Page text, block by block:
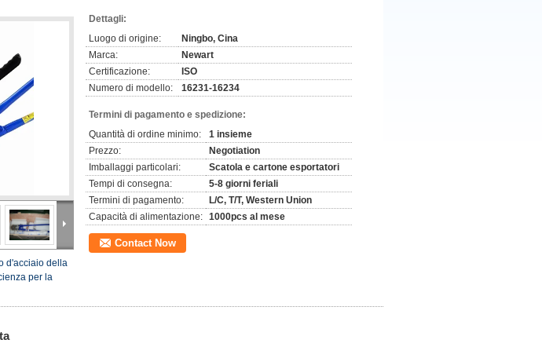
d'acciaio della
per la
Dettagli:
Luogo di origine:
Ningbo, Cina
Marca:
Newart
Certificazione:
ISO
Numero di modello:
16231-16234
Termini di pagamento e spedizione:
Quantità di ordine minimo:
1 insieme
Prezzo:
Negotiation
Imballaggi particolari:
Scatola e cartone esportatori
Tempi di consegna:
5-8 giorni feriali
Termini di pagamento:
L/C, T/T, Western Union
Capacità di alimentazione: 1000pcs al mese
Contact Now